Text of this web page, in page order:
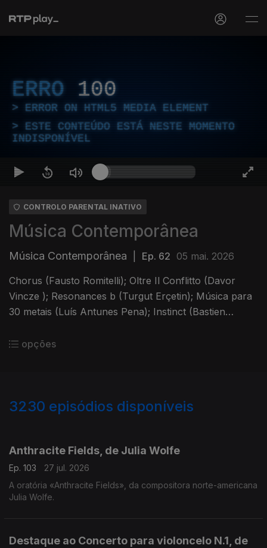
ERRO 100
ERROR ON HTML5 MEDIA ELEMENT
ESTE CONTEÚDO ESTÁ NESTE MOMENTO
INDISPONÍVEL
CONTROLO PARENTAL INATIVO
Música Contemporânea
Música Contemporânea Ep. 62 05 mai. 2026
Chorus (Fausto Romitelli); Oltre Il Conflitto (Davor
Vincze ); Resonances b (Turgut Erçetin); Música para
30 metais (Luís Antunes Pena); Instinct (Bastien
opções
3230 episódios disponíveis
Anthracite Fields, de Julia Wolfe
Ep. 103
27 jul. 2026
A oratória «Anthracite Fields», da compositora norte-americana
Julia Wolfe.
Destaque ao Concerto para violoncelo N.1, de